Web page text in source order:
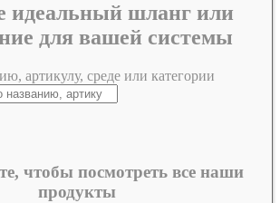
идеальный шланг или
для вашей системы
артикулу, среде или категории
чтобы посмотреть все наши
продукты